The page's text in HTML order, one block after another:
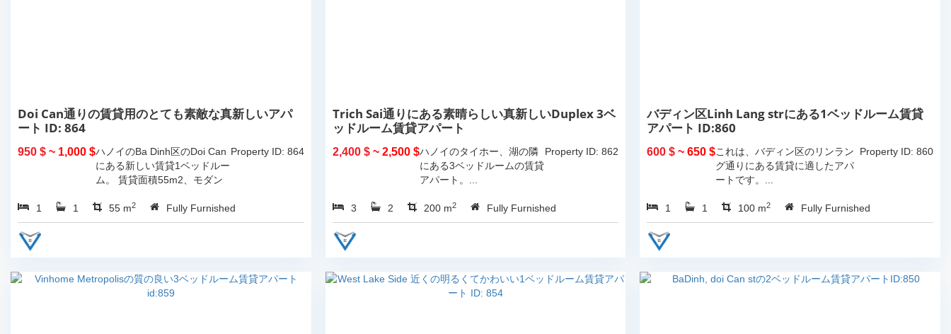
Doi Can通りの賃貸用のとても素敵な真新しいアパ
ート ID: 864
950 $ ~ 1,000 $ Property ID: 864
ハノイのBa Dinh区のDoi Can
にある新しい賃貸1ベッドルー
ム。 賃貸面積55m2、モダン
います。...
1 1 55 m2 Fully Furnished
Trich Sai通りにある素晴らしい真新しいDuplex 3ベ
ッドルーム賃貸アパート
2,400 $~ 2,500 $ Property ID: 862
ハノイのタイホー、湖の隣
にある3ベッドルームの賃貸
アパート。...
3 2 200 m2 Fully Furnished
バディン区Linh Lang strにある1ベッドルーム賃貸
アパート ID:860
600 $ ~ 650 $ Property ID: 860
これは、バディン区のリンラン
グ通りにある賃貸に適したアパ
ートです。...
1 1 100 m2 Fully Furnished